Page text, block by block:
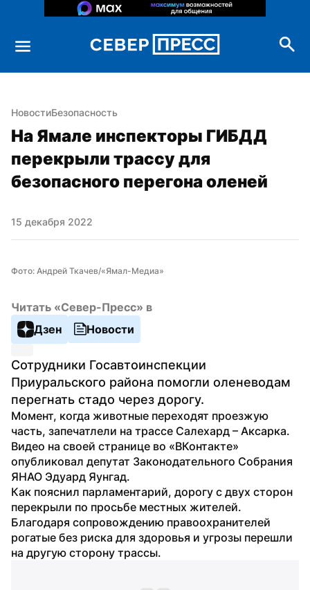
НовостиБезопасность
На Ямале инспекторы ГИБДД
перекрыли трассу для
безопасного перегона оленей
15 декабря 2022
Фото: Андрей Ткачев/«Ямал-Медиа»
Читать «Север-Пресс» в
Дзен
Новости
Сотрудники Госавтоинспекции
Приуральского района помогли оленеводам
перегнать стадо через дорогу.
Момент, когда животные переходят проезжую
часть, запечатлели на трассе Салехард – Аксарка.
Видео на своей странице во «ВКонтакте»
опубликовал депутат Законодательного Собрания
ЯНАО Эдуард Яунгад.
Как пояснил парламентарий, дорогу с двух сторон
перекрыли по просьбе местных жителей.
Благодаря сопровождению правоохранителей
рогатые без риска для здоровья и угрозы перешли
на другую сторону трассы.